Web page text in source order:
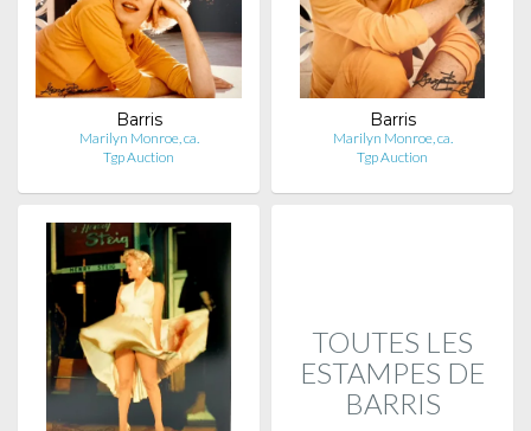
Barris
Marilyn Monroe, ca.
Tgp Auction
Barris
Marilyn Monroe, ca.
Tgp Auction
TOUTES LES
ESTAMPES DE
BARRIS